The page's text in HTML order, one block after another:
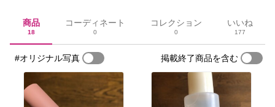
商品
18
コーディネート
0
コレクション
0
いいね
177
#オリジナル写真 掲載終了商品を含む